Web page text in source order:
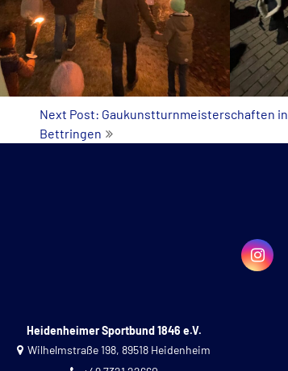
Next Post: Gaukunstturnmeisterschaften in
Bettringen
Heidenheimer Sportbund 1846 e.V.
Wilhelmstraße 198, 89518 Heidenheim